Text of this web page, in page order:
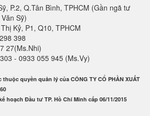
P.2, Q.Tân Bình, TPHCM (Gần ngã tư
Sỹ)
Kỷ, P1, Q10, TPHCM
398
27(Ms.Nhi)
- 0933 055 945 (Ms.Vy)
quyền quản lý của CÔNG TY CỔ PHẦN XUẤT
hoạch Đầu tư TP. Hồ Chí Minh cấp 06/11/2015